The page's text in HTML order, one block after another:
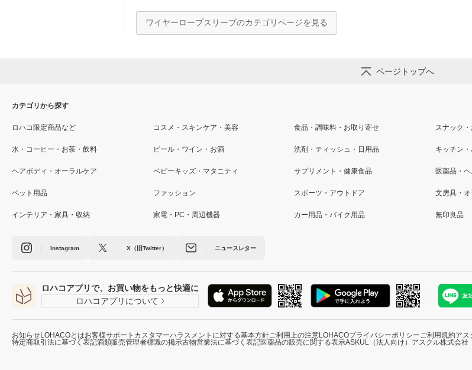
ワイヤーロープスリーブのカテゴリページを見る
ページトップへ
カテゴリから探す
ロハコ限定商品など コスメ・スキンケア・美容 食品・調味料・お取り寄せ スナック
水・コーヒー・お茶・飲料 ビール・ワイン・お酒 洗剤・ティッシュ・日用品 キッチン
ヘアボディ・オーラルケア ベビーキッズ・マタニティ サプリメント・健康食品 医薬品・
ペット用品 ファッション スポーツ・アウトドア 文房具・
インテリア・家具・収納 家電・PC・周辺機器 カー用品・バイク用品 無印良品
Instagram X（旧Twitter） ニュースレター
ロハコアプリで、お買い物をもっと快適に
ロハコアプリについて
お知らせLOHACOとはお客様サポート カスタマーハラスメントに対する基本方針ご利用上の注意LOHACOプライバシーポリシーご利用規約アス
特定商取引法に基づく表記酒類販売管理者標識の掲示古物営業法に基づく表記医薬品の販売に関する表示ASKUL（法人向け） アスクル株式会社